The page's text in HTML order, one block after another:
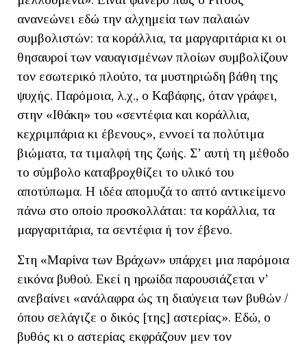
ανανεώνει εδώ την αλχημεία των παλαιών
συμβολιστών: τα κοράλλια, τα μαργαριτάρια κι οι
θησαυροί των ναυαγισμένων πλοίων συμβολίζουν
τον εσωτερικό πλούτο, τα μυστηριώδη βάθη της
ψυχής. Παρόμοια, λ.χ., ο Καβάφης, όταν γράφει,
στην «Ιθάκη» του «σεντέφια και κοράλλια,
κεχριμπάρια κι έβενους», εννοεί τα πολύτιμα
βιώματα, τα τιμαλφή της ζωής. Σ’ αυτή τη μέθοδο
το σύμβολο καταβροχθίζει το υλικό του
αποτύπωμα. Η ιδέα απομυζά το απτό αντικείμενο
πάνω στο οποίο προσκολλάται: τα κοράλλια, τα
μαργαριτάρια, τα σεντέφια ή τον έβενο.
Στη «Μαρίνα των Βράχων» υπάρχει μια παρόμοια
εικόνα βυθού. Εκεί η ηρωίδα παρουσιάζεται ν’
ανεβαίνει «ανάλαφρα ώς τη διαύγεια των βυθών /
όπου σελάγιζε ο δικός [της] αστερίας». Εδώ, ο
βυθός κι ο αστερίας εκφράζουν μεν τον